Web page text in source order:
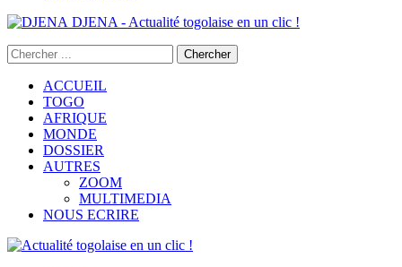
DJENA - Actualité togolaise en un clic !
ACCUEIL
TOGO
AFRIQUE
MONDE
DOSSIER
AUTRES
ZOOM
MULTIMEDIA
NOUS ECRIRE